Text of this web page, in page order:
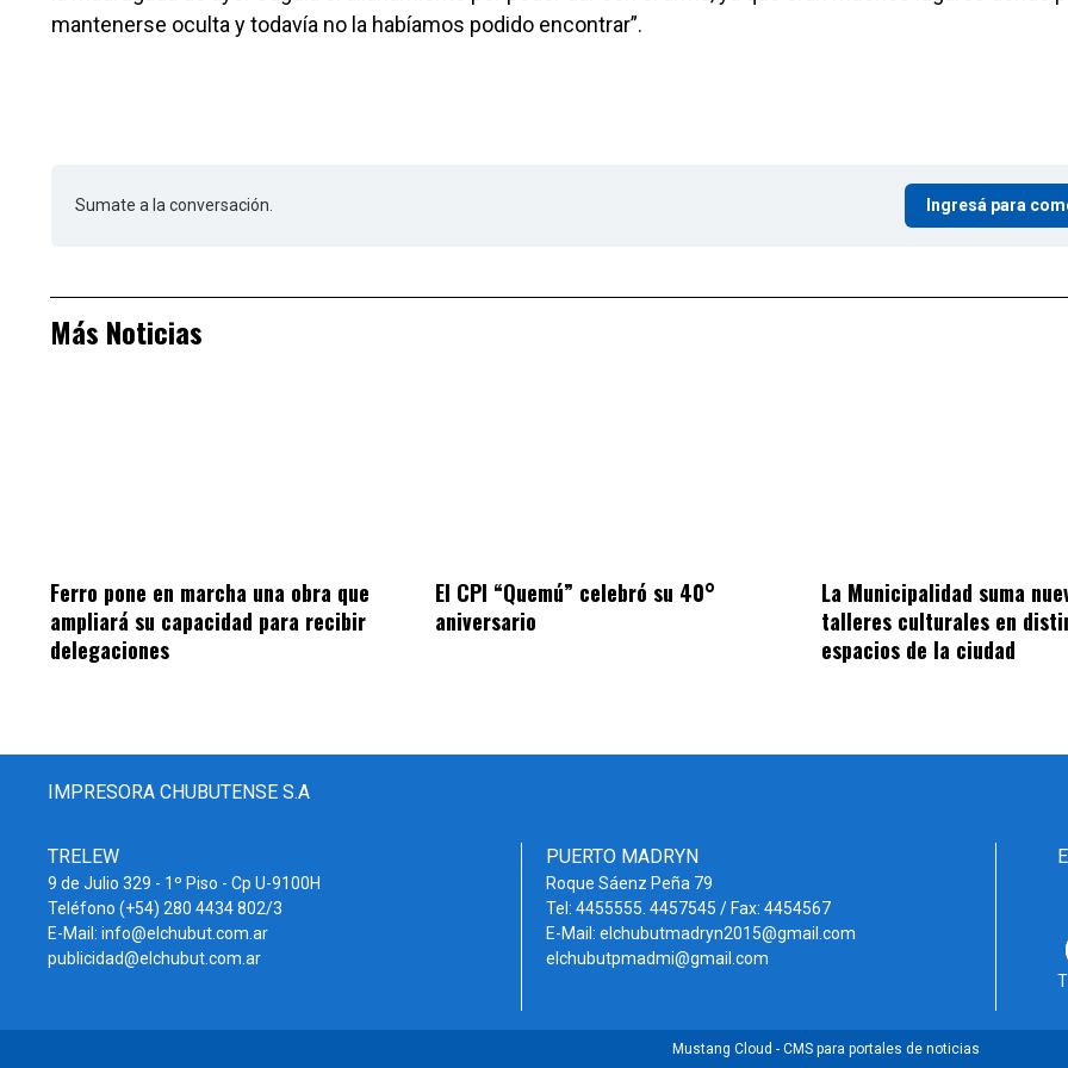
mantenerse oculta y todavía no la habíamos podido encontrar”.
Sumate a la conversación. Ingresá para
Más Noticias
Ferro pone en marcha una obra que
ampliará su capacidad para recibir
delegaciones
El CPI “Quemú” celebró su 40°
aniversario
La Municipalidad suma
talleres culturales en
espacios de la ciudad
IMPRESORA CHUBUTENSE S.A
TRELEW
9 de Julio 329 - 1º Piso - Cp U-9100H
Teléfono (+54) 280 4434 802/3
E-Mail: info@elchubut.com.ar
publicidad@elchubut.com.ar
PUERTO MADRYN
Roque Sáenz Peña 79
Tel: 4455555. 4457545 / Fax: 4454567
E-Mail: elchubutmadryn2015@gmail.com
elchubutpmadmi@gmail.com
Mustang Cloud - CMS para portales de noticias